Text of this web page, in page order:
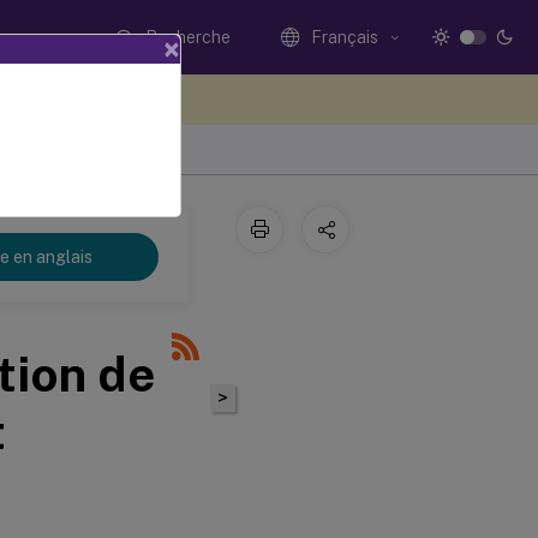
Recherche Français
en anglais
de
>
×